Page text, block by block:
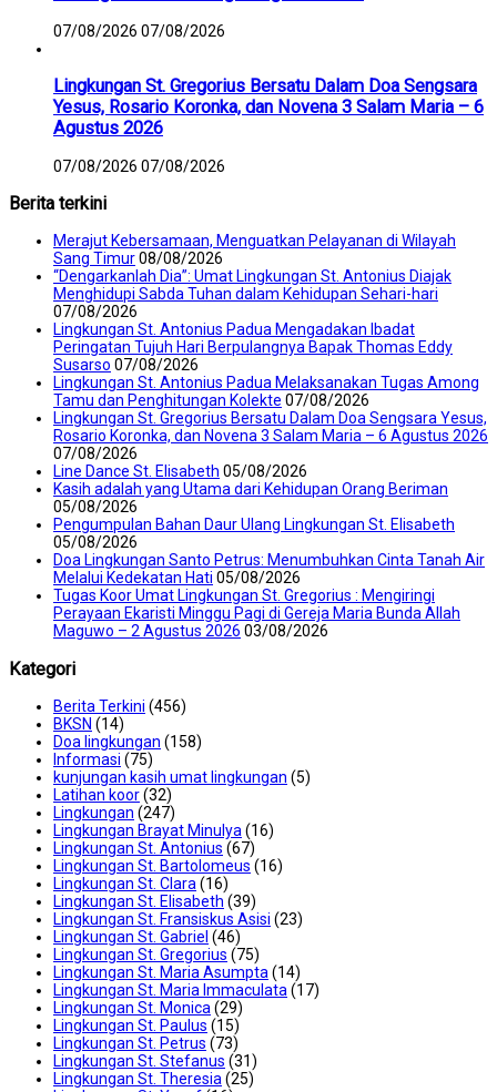
07/08/2026 07/08/2026
Lingkungan St. Gregorius Bersatu Dalam Doa Sengsara
Yesus, Rosario Koronka, dan Novena 3 Salam Maria – 6
Agustus 2026
07/08/2026 07/08/2026
Berita terkini
Merajut Kebersamaan, Menguatkan Pelayanan di Wilayah
Sang Timur08/08/2026
“Dengarkanlah Dia”: Umat Lingkungan St. Antonius Diajak
Menghidupi Sabda Tuhan dalam Kehidupan Sehari-hari
07/08/2026
Lingkungan St. Antonius Padua Mengadakan Ibadat
Peringatan Tujuh Hari Berpulangnya Bapak Thomas Eddy
Susarso 07/08/2026
Lingkungan St. Antonius Padua Melaksanakan Tugas Among
Tamu dan Penghitungan Kolekte 07/08/2026
Lingkungan St. Gregorius Bersatu Dalam Doa Sengsara Yesus,
Rosario Koronka, dan Novena 3 Salam Maria – 6 Agustus 2026
07/08/2026
Line Dance St. Elisabeth 05/08/2026
Kasih adalah yang Utama dari Kehidupan Orang Beriman
05/08/2026
Pengumpulan Bahan Daur Ulang Lingkungan St. Elisabeth
05/08/2026
Doa Lingkungan Santo Petrus: Menumbuhkan Cinta Tanah Air
Melalui Kedekatan Hati 05/08/2026
Tugas Koor Umat Lingkungan St. Gregorius : Mengiringi
Perayaan Ekaristi Minggu Pagi di Gereja Maria Bunda Allah
Maguwo – 2 Agustus 2026 03/08/2026
Kategori
Berita Terkini (456)
BKSN (14)
Doa lingkungan (158)
Informasi (75)
kunjungan kasih umat lingkungan (5)
Latihan koor(32)
Lingkungan (247)
Lingkungan Brayat Minulya (16)
Lingkungan St. Antonius (67)
Lingkungan St. Bartolomeus (16)
Lingkungan St. Clara (16)
Lingkungan St. Elisabeth (39)
Lingkungan St. Fransiskus Asisi (23)
Lingkungan St. Gabriel (46)
Lingkungan St. Gregorius (75)
Lingkungan St. Maria Asumpta (14)
Lingkungan St. Maria Immaculata (17)
Lingkungan St. Monica (29)
Lingkungan St. Paulus (15)
Lingkungan St. Petrus (73)
Lingkungan St. Stefanus (31)
Lingkungan St. Theresia (25)